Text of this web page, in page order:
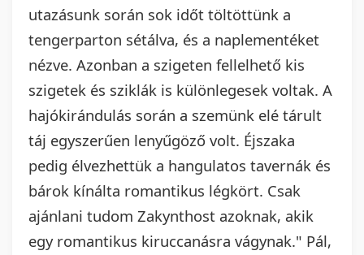
utazásunk során sok időt töltöttünk a
tengerparton sétálva, és a naplementéket
nézve. Azonban a szigeten fellelhető kis
szigetek és sziklák is különlegesek voltak. A
hajókirándulás során a szemünk elé tárult
táj egyszerűen lenyűgöző volt. Éjszaka
pedig élvezhettük a hangulatos tavernák és
bárok kínálta romantikus légkört. Csak
ajánlani tudom Zakynthost azoknak, akik
egy romantikus kiruccanásra vágynak." Pál,